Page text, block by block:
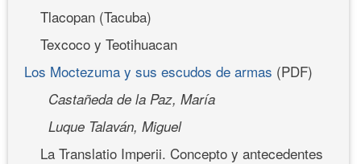
Tlacopan (Tacuba)
Texcoco y Teotihuacan
Los Moctezuma y sus escudos de armas (PDF)
Castañeda de la Paz, María
Luque Talaván, Miguel
La Translatio Imperii. Concepto y antecedentes